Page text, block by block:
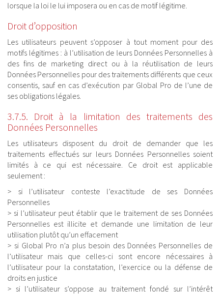
lorsque la loi le lui imposera ou en cas de motif légitime.
Droit d’opposition
Les utilisateurs peuvent s’opposer à tout moment pour des
motifs légitimes : à l’utilisation de leurs Données Personnelles à
des fins de marketing direct ou à la réutilisation de leurs
Données Personnelles pour des traitements différents que ceux
consentis, sauf en cas d’exécution par Global Pro de l’une de
ses obligations légales.
3.7.5. Droit à la limitation des traitements des
Données Personnelles
Les utilisateurs disposent du droit de demander que les
traitements effectués sur leurs Données Personnelles soient
limités à ce qui est nécessaire. Ce droit est applicable
seulement :
> si l’utilisateur conteste l’exactitude de ses Données
Personnelles
> si l’utilisateur peut établir que le traitement de ses Données
Personnelles est illicite et demande une limitation de leur
utilisation plutôt qu’un effacement
> si Global Pro n’a plus besoin des Données Personnelles de
l’utilisateur mais que celles-ci sont encore nécessaires à
l’utilisateur pour la constatation, l’exercice ou la défense de
droits en justice
> si l’utilisateur s’oppose au traitement fondé sur l’intérêt